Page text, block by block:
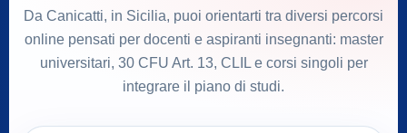
Da Canicatti, in Sicilia, puoi orientarti tra diversi percorsi
online pensati per docenti e aspiranti insegnanti: master
universitari, 30 CFU Art. 13, CLIL e corsi singoli per
integrare il piano di studi.